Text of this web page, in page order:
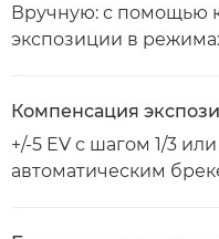
Вручную: с помощью
экспозиции в
Компенсация
+/-5 EV с шагом 1/3
автоматическим